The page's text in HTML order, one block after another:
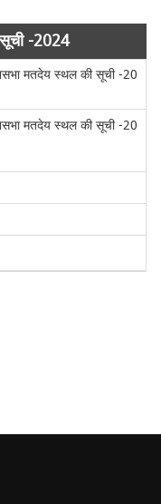
-2024
मतदेय स्थल की सूची -20
मतदेय स्थल की सूची -20